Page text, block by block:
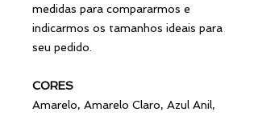
medidas para compararmos e
indicarmos os tamanhos ideais para
seu pedido.
CORES
Amarelo, Amarelo Claro, Azul Anil,